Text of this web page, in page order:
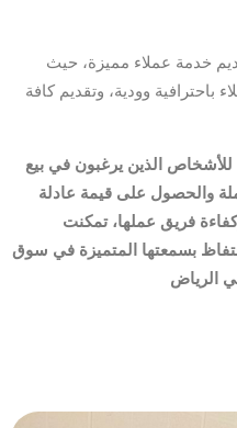
خدمة عملاء مميزة، حيث
باحترافية وودية، وتقديم كافة
للأشخاص الذين يرغبون في بيع
والحصول على قيمة عادلة
فريق عملها، تمكنت
بسمعتها المتميزة في سوق
الرياض